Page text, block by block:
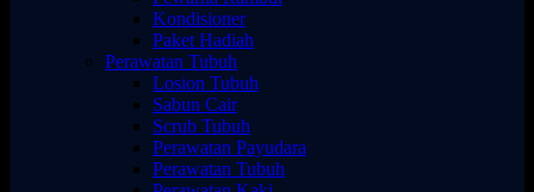
Kondisioner
Paket Hadiah
Perawatan Tubuh
Losion Tubuh
Sabun Cair
Scrub Tubuh
Perawatan Payudara
Perawatan Tubuh